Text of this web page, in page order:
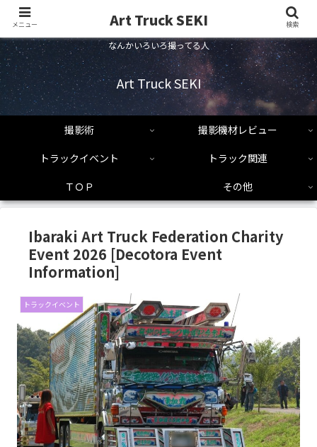
なんかいろいろ撮ってる人
Art Truck SEKI
撮影術
撮影機材レビュー
トラックイベント
トラック関連
ＴＯＰ
その他
Ibaraki Art Truck Federation Charity
Event 2026 [Decotora Event
Information]
トラックイベント
メニュー Art Truck SEKI 検索